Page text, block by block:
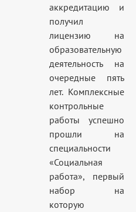
аккредитацию и
получил
лицензию на
образовательную
деятельность на
очередные пять
лет. Комплексные
контрольные
работы успешно
прошли на
специальности
«Социальная
работа», первый
набор на
которую